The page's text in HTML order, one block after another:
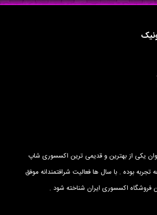
یکی از بهترین و قدیمی ترین اکسسوری شاپ
تجربه بوده . با سال ها فعالیت شرافتمندانه موفق
فروشگاه اکسسوری ایران شناخته شود .